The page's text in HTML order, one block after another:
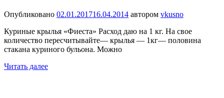
Опубликовано 02.01.201716.04.2014 автором vkusno
Куриные крылья «Фиеста» Расход даю на 1 кг. На свое
количество пересчитывайте— крылья — 1кг— половина
стакана куриного бульона. Можно
Читать далее